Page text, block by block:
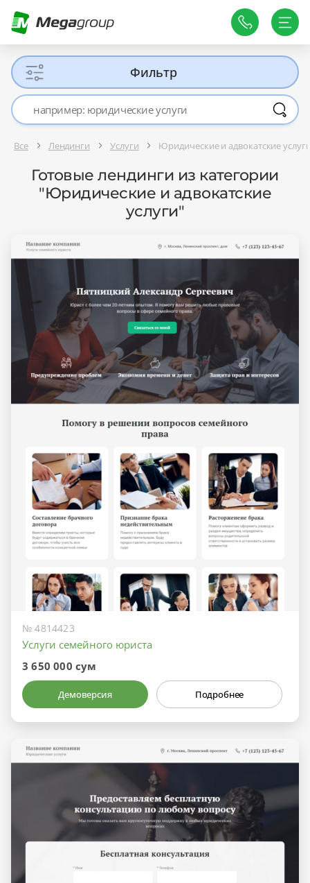
Фильтр
Все Лендинги Услуги Юридические и адвокатские
Готовые лендинги из категории
"Юридические и адвокатские
услуги"
№ 4814423
Услуги семейного юриста
3 650 000 сум
Демоверсия Подробнее